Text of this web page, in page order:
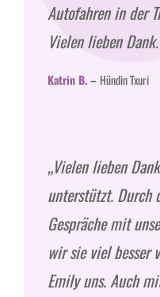
Autofahren in der
Vielen lieben
Katrin B.– Hündin Txuri
„Vielen lieben
unterstützt. Durch
Gespräche mit
wir sie viel besser
Emily uns. Auch